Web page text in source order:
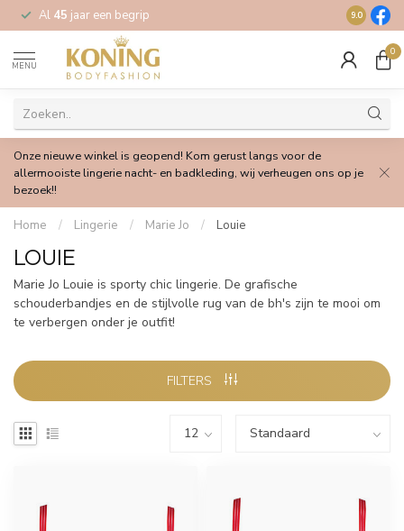
Al 45 jaar een begrip Gratis
9.0
MENU
0
Onze nieuwe winkel is geopend! Kom gerust langs voor de
allermooiste lingerie nacht- en badkleding, wij verheugen ons op je
bezoek!!
Home / Lingerie / Marie Jo / Louie
LOUIE
Marie Jo Louie is sporty chic lingerie. De grafische
schouderbandjes en de stijlvolle rug van de bh's zijn te mooi om
te verbergen onder je outfit!
FILTERS